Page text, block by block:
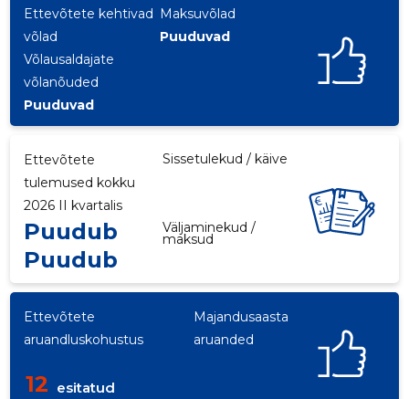
Ettevõtete kehtivad
võlad
Maksuvõlad
Puuduvad
Võlausaldajate
võlanõuded
Puuduvad
Ettevõtete
tulemused kokku
2026 II kvartalis
Sissetulekud / käive
Puudub Väljaminekud /
maksud
Puudub
Ettevõtete
aruandluskohustus
Majandusaasta
aruanded
12 esitatud